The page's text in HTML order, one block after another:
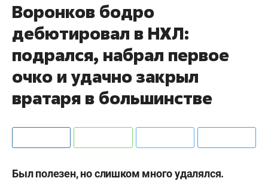
Воронков бодро
дебютировал в НХЛ:
подрался, набрал первое
очко и удачно закрыл
вратаря в большинстве
Был полезен, но слишком много удалялся.